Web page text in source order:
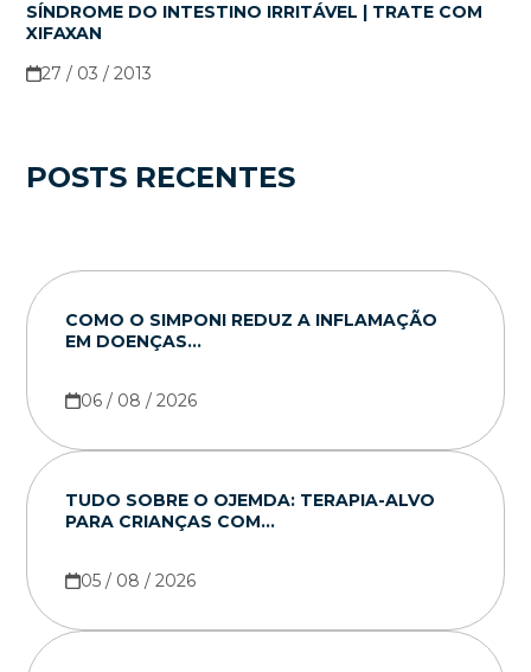
SÍNDROME DO INTESTINO IRRITÁVEL | TRATE COM
XIFAXAN
27 / 03 / 2013
POSTS RECENTES
COMO O SIMPONI REDUZ A INFLAMAÇÃO
EM DOENÇAS...
06 / 08 / 2026
TUDO SOBRE O OJEMDA: TERAPIA-ALVO
PARA CRIANÇAS COM...
05 / 08 / 2026